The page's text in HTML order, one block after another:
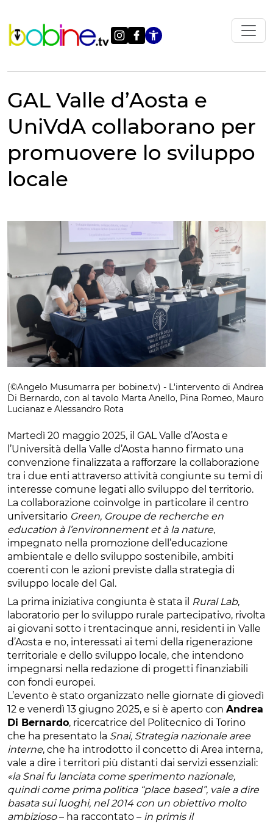
contenuto
Apri le
GAL Valle d’Aosta e
UniVdA collaborano per
promuovere lo sviluppo
locale
(©Angelo Musumarra per bobine.tv) - L'intervento di Andrea
Di Bernardo, con al tavolo Marta Anello, Pina Romeo, Mauro
Lucianaz e Alessandro Rota
Martedì 20 maggio 2025, il GAL Valle d’Aosta e
l’Università della Valle d’Aosta hanno firmato una
convenzione finalizzata a rafforzare la collaborazione
tra i due enti attraverso attività congiunte su temi di
interesse comune legati allo sviluppo del territorio.
La collaborazione coinvolge in particolare il centro
universitario Green, Groupe de recherche en
education à l’environnement et à la nature,
impegnato nella promozione dell’educazione
ambientale e dello sviluppo sostenibile, ambiti
coerenti con le azioni previste dalla strategia di
sviluppo locale del Gal.
La prima iniziativa congiunta è stata il Rural Lab,
laboratorio per lo sviluppo rurale partecipativo, rivolta
ai giovani sotto i trentacinque anni, residenti in Valle
d’Aosta e no, interessati ai temi della rigenerazione
territoriale e dello sviluppo locale, che intendono
impegnarsi nella redazione di progetti finanziabili
con fondi europei.
L’evento è stato organizzato nelle giornate di giovedì
12 e venerdì 13 giugno 2025, e si è aperto con Andrea
Di Bernardo, ricercatrice del Politecnico di Torino
che ha presentato la Snai, Strategia nazionale aree
interne, che ha introdotto il concetto di Area interna,
vale a dire i territori più distanti dai servizi essenziali:
«la Snai fu lanciata come sperimento nazionale,
quindi come prima politica “place based”, vale a dire
basata sui luoghi, nel 2014 con un obiettivo molto
ambizioso– ha raccontato – in primis il